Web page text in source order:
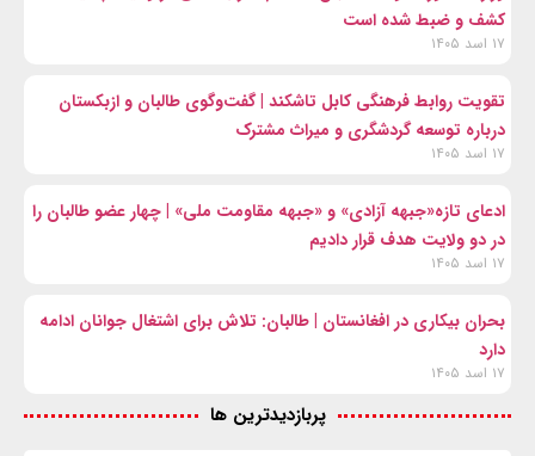
کشف و ضبط شده است
۱۷ اسد ۱۴۰۵
تقویت روابط فرهنگی کابل تاشکند | گفت‌وگوی طالبان و ازبکستان
درباره توسعه گردشگری و میراث مشترک
۱۷ اسد ۱۴۰۵
ادعای تازه«جبهه آزادی» و «جبهه مقاومت ملی» | چهار عضو طالبان را
در دو ولایت هدف قرار دادیم
۱۷ اسد ۱۴۰۵
بحران بیکاری در افغانستان | طالبان: تلاش برای اشتغال جوانان ادامه
دارد
۱۷ اسد ۱۴۰۵
پربازدیدترین ها